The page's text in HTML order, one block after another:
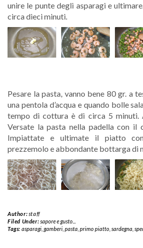
unire le punte degli asparagi e
circa dieci minuti.
Pesare la pasta, vanno bene 80 gr. a
una pentola d’acqua e quando bolle
tempo di cottura è di circa 5 minuti.
Versate la pasta nella padella con il
Impiattate e ultimate il piatto
prezzemolo e abbondante bottarga di
Author:staff
Filed Under:sapore e gusto...
Tags: asparagi, gamberi, pasta primo piatto, sardegna